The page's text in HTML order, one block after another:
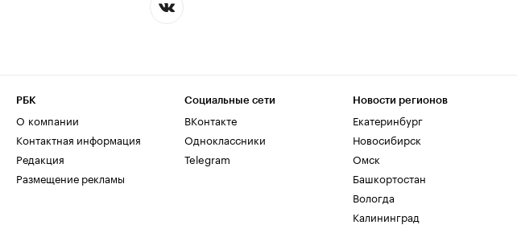
РБК
О компании
Контактная информация
Редакция
Размещение рекламы
Социальные сети
ВКонтакте
Одноклассники
Telegram
Новости регионов
Екатеринбург
Новосибирск
Омск
Башкортостан
Вологда
Калининград